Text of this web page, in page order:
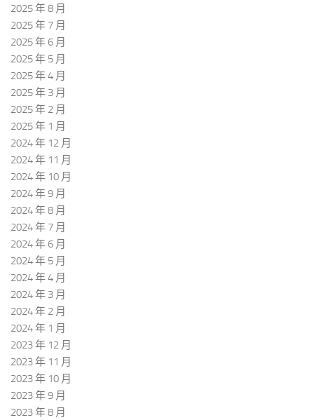
2025 年 8 月
2025 年 7 月
2025 年 6 月
2025 年 5 月
2025 年 4 月
2025 年 3 月
2025 年 2 月
2025 年 1 月
2024 年 12 月
2024 年 11 月
2024 年 10 月
2024 年 9 月
2024 年 8 月
2024 年 7 月
2024 年 6 月
2024 年 5 月
2024 年 4 月
2024 年 3 月
2024 年 2 月
2024 年 1 月
2023 年 12 月
2023 年 11 月
2023 年 10 月
2023 年 9 月
2023 年 8 月